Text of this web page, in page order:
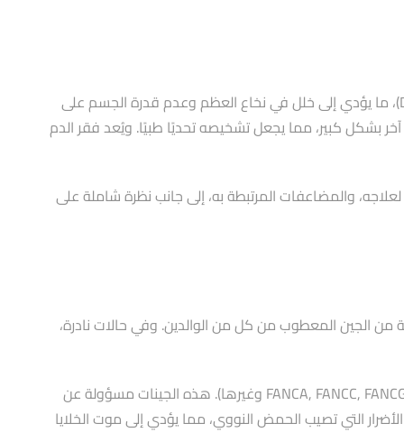
فقر الدم فانكوني (Fanconi Anemia) هو مرض وراثي نادر ومعقد للغاية يتميز بخلل في قدرة الجسم على إصلاح الحمض النووي (DNA)، ما يؤدي إلى خلل في نخاع العظم وعدم قدرة الجسم على
بشكل كبير، مما يجعل تشخيصه تحديًا طبيًا. ويُعد فقر الدم
والمضاعفات المرتبطة به، إلى جانب نظرة شاملة على
من الجين المعطوب من كل من الوالدين. وفي حالات نادرة،
حتى اليوم، تم تحديد أكثر من ٢٠ جينًا مسؤولًا عن الإصابة بهذا المرض، وتُعرف هذه الجينات معًا باسم جينات فانكوني (مثل: FANCA, FANCC, FANCG, FANCD2 وغيرها). هذه الجينات مسؤولة عن
التي تصيب الحمض النووي، مما يؤدي إلى موت الخلايا